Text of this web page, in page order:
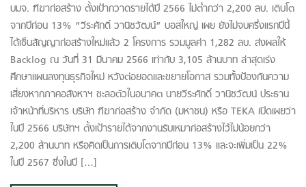
บมจ. ฑีฆาก่อสร้าง ตั้งเป้ากวาดรายได้ปี 2566 ไม่ต่ำกว่า 2,200 ลบ. เติบโต
จากปีก่อน 13% “วีระศักดิ์ วานิชวัฒน์” บอสใหญ่ เผย ยังไม่จบครึ่งแรกปีนี้
ได้เซ็นสัญญาก่อสร้างใหม่แล้ว 2 โครงการ รวมมูลค่า 1,282 ลบ. ส่งผลให้
Backlog ณ วันที่ 31 มีนาคม 2566 เท่ากับ 3,105 ล้านบาท ล่าสุดเร่ง
ศึกษาแผนลงทุนธุรกิจใหม่ หวังต่อยอดและขยายโอกาส รวมทั้งป้องกันความ
เสี่ยงหากภาคอสังหาฯ ชะลอตัวในอนาคต นายวีระศักดิ์ วานิชวัฒน์ ประธาน
เจ้าหน้าที่บริหาร บริษัท ฑีฆาก่อสร้าง จำกัด (มหาชน) หรือ TEKA เปิดเผยว่า
ในปี 2566 บริษัทฯ ตั้งเป้ารายได้จากงานรับเหมาก่อสร้างไว้ไม่น้อยกว่า
2,200 ล้านบาท หรือคิดเป็นการเติบโตจากปีก่อน 13% และจะเพิ่มเป็น 22%
ในปี 2567 ซึ่งในปี […]